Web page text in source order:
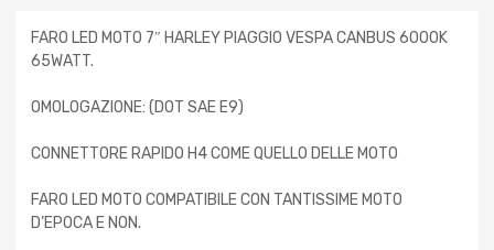
FARO LED MOTO 7″ HARLEY PIAGGIO VESPA CANBUS 6000K
65WATT.
OMOLOGAZIONE: (DOT SAE E9)
CONNETTORE RAPIDO H4 COME QUELLO DELLE MOTO
FARO LED MOTO COMPATIBILE CON TANTISSIME MOTO
D’EPOCA E NON.